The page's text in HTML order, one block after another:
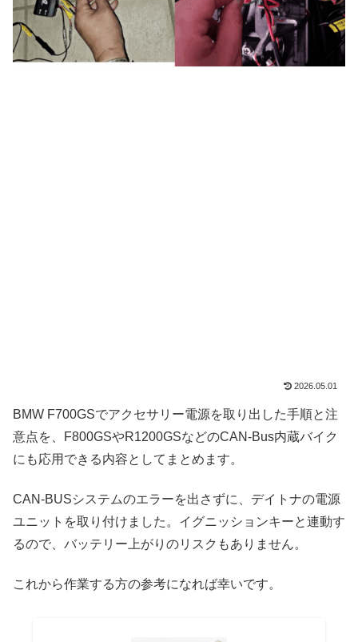
2026.05.01
BMW F700GSでアクセサリー電源を取り出した手順と注
意点を、F800GSやR1200GSなどのCAN-Bus内蔵バイク
にも応用できる内容としてまとめます。
CAN-BUSシステムのエラーを出さずに、デイトナの電源
ユニットを取り付けました。イグニッションキーと連動す
るので、バッテリー上がりのリスクもありません。
これから作業する方の参考になれば幸いです。